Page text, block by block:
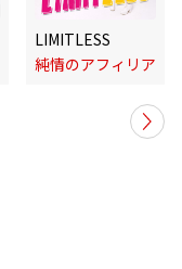
LIMITLESS
純情のアフィリア